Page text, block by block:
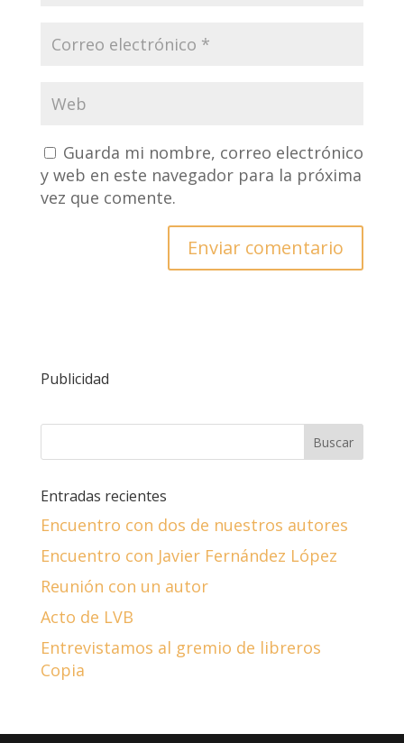
Guarda mi nombre, correo electrónico
y web en este navegador para la próxima
vez que comente.
Publicidad
Entradas recientes
Encuentro con dos de nuestros autores
Encuentro con Javier Fernández López
Reunión con un autor
Acto de LVB
Entrevistamos al gremio de libreros
Copia